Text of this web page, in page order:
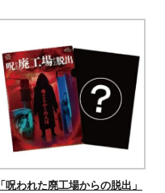
「呪われた廃工場からの脱出」